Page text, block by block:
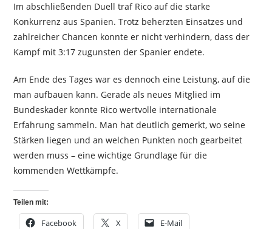
Im abschließenden Duell traf Rico auf die starke
Konkurrenz aus Spanien. Trotz beherzten Einsatzes und
zahlreicher Chancen konnte er nicht verhindern, dass der
Kampf mit 3:17 zugunsten der Spanier endete.
Am Ende des Tages war es dennoch eine Leistung, auf die
man aufbauen kann. Gerade als neues Mitglied im
Bundeskader konnte Rico wertvolle internationale
Erfahrung sammeln. Man hat deutlich gemerkt, wo seine
Stärken liegen und an welchen Punkten noch gearbeitet
werden muss – eine wichtige Grundlage für die
kommenden Wettkämpfe.
Teilen mit:
Facebook X E-Mail